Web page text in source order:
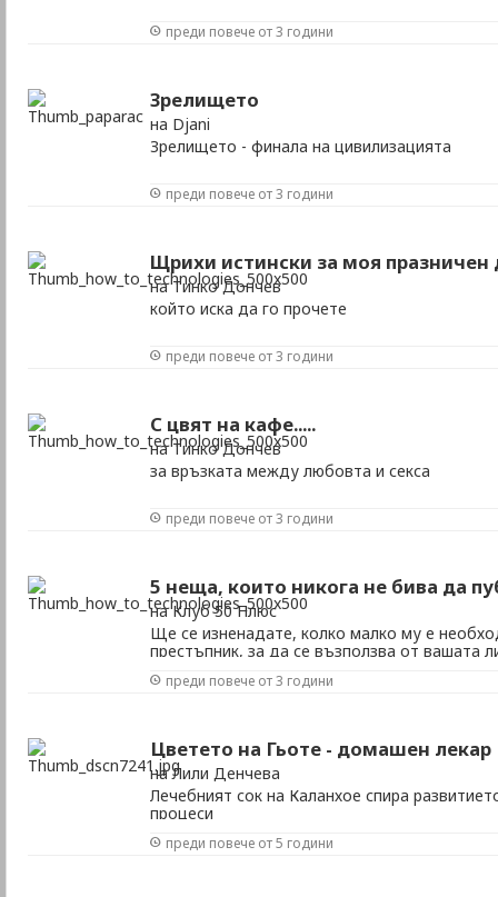
преди повече от 3 години
Зрелището
на Djani
Зрелището - финала на цивилизацията
преди повече от 3 години
Щрихи истински за моя празничен
на Тинко Дончев
който иска да го прочете
преди повече от 3 години
С цвят на кафе.....
на Тинко Дончев
за връзката между любовта и секса
преди повече от 3 години
5 неща, които никога не бива да
на Клуб 50 Плюс
Ще се изненадате, колко малко му е
престъпник, за да се възползва от вашата
преди повече от 3 години
Цветето на Гьоте - домашен лекар
на Лили Денчева
Лечебният сок на Каланхое спира
процеси
преди повече от 5 години